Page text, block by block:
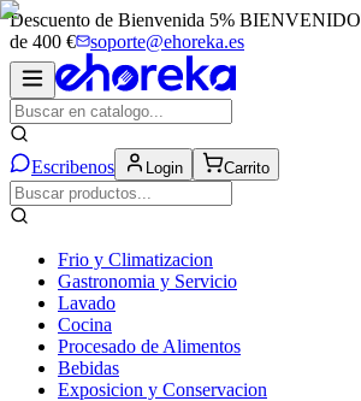
Descuento de Bienvenida 5% BIENVENIDO
de 400 €
soporte@ehoreka.es
Escribenos Login Carrito
Frio y Climatizacion
Gastronomia y Servicio
Lavado
Cocina
Procesado de Alimentos
Bebidas
Exposicion y Conservacion